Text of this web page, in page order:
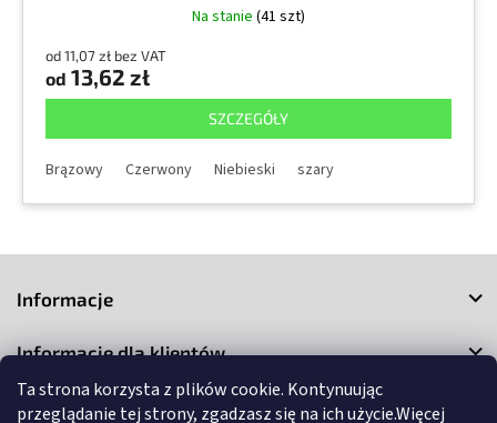
Ta strona korzysta z plików cookie. Kontynuując
przeglądanie tej strony, zgadzasz się na ich użycie.Więcej
Na stanie (41 szt)
od 11,07 zł bez VAT
od 13,62 zł
SZCZEGÓŁY
Brązowy Czerwony Niebieski szary
k
Informacje
Informacje dla klientów
Kontakt